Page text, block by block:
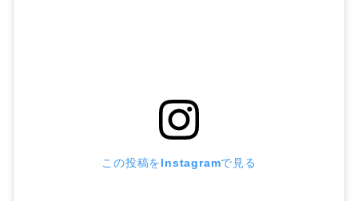
この投稿をInstagramで見る